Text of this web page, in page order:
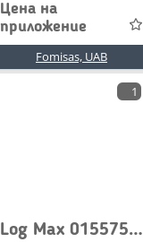
Цена на
приложение
Fomisas, UAB
1
Log Max 015575 skyddsplåt Logmax 4000B